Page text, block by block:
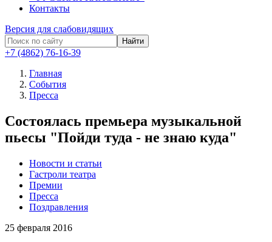
Контакты
Версия для слабовидящих
Найти
+7 (4862) 76-16-39
Главная
События
Пресса
Состоялась премьера музыкальной
пьесы "Пойди туда - не знаю куда"
Новости и статьи
Гастроли театра
Премии
Пресса
Поздравления
25 февраля 2016